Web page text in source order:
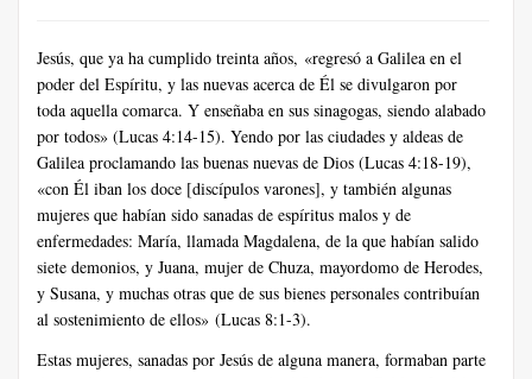
Jesús, que ya ha cumplido treinta años, «regresó a Galilea en el
poder del Espíritu, y las nuevas acerca de Él se divulgaron por
toda aquella comarca. Y enseñaba en sus sinagogas, siendo alabado
por todos» (Lucas 4:14-15). Yendo por las ciudades y aldeas de
Galilea proclamando las buenas nuevas de Dios (Lucas 4:18-19),
«con Él iban los doce [discípulos varones], y también algunas
mujeres que habían sido sanadas de espíritus malos y de
enfermedades: María, llamada Magdalena, de la que habían salido
siete demonios, y Juana, mujer de Chuza, mayordomo de Herodes,
y Susana, y muchas otras que de sus bienes personales contribuían
al sostenimiento de ellos» (Lucas 8:1-3).
Estas mujeres, sanadas por Jesús de alguna manera, formaban parte